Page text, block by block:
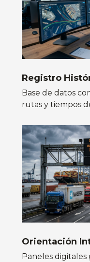
Registro
Base de datos
rutas y tiempos
Orientación
Paneles digitales